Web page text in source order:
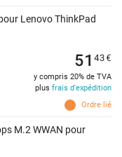
Lenovo ThinkPad
Ordre lié
51 43€
y compris 20% de TVA
plus frais d'expédition
M.2 WWAN pour